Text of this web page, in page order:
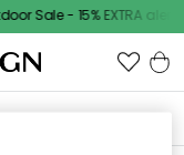
Sale - 15% EXTRA